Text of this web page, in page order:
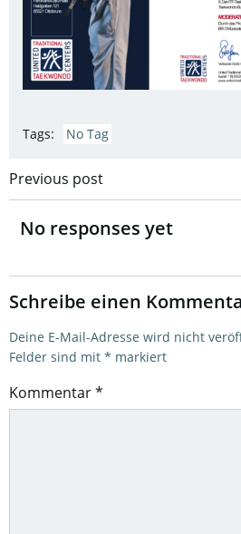
Tags: No Tag
Post
navigation
Previous post
No responses yet
Schreibe einen
Deine E-Mail-Adresse wird nicht
Felder sind mit * markiert
Kommentar*